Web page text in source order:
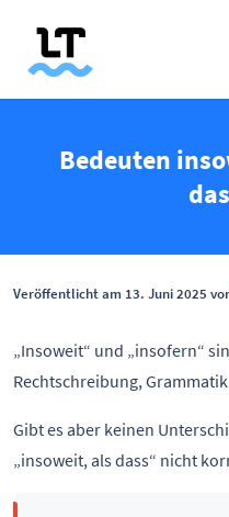
Bedeuten
Veröffentlicht am 13. Juni 2025
„Insoweit“ und „insofern“
Rechtschreibung,
Gibt es aber keinen
„insoweit, als dass“ nicht